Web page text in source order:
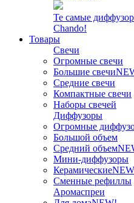
Те самые
Chando!
Товары
Свечи
Огромные свечи
Большие свечи
Средние свечи
Компактные свечи
Наборы свечей
Диффузоры
Огромные
Большой объем
Средний объем
Мини-диффузоры
Керамические
Сменные рефиллы
Аромаспреи